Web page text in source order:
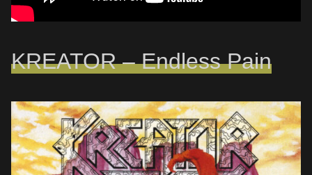
KREATOR – Endless Pain